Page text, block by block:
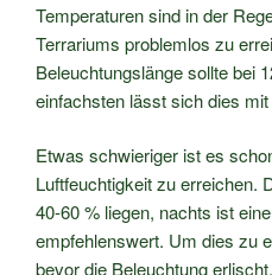
Temperaturen sind in der
Terrariums problemlos zu
Beleuchtungslänge sollte bei
einfachsten lässt sich dies
Etwas schwieriger ist es
Luftfeuchtigkeit zu erreichen.
40-60 % liegen, nachts ist
empfehlenswert. Um dies zu
bevor die Beleuchtung